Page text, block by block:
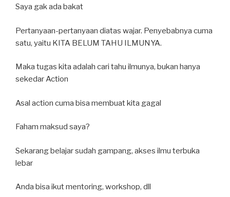
Saya gak ada bakat
Pertanyaan-pertanyaan diatas wajar. Penyebabnya cuma
satu, yaitu KITA BELUM TAHU ILMUNYA.
Maka tugas kita adalah cari tahu ilmunya, bukan hanya
sekedar Action
Asal action cuma bisa membuat kita gagal
Faham maksud saya?
Sekarang belajar sudah gampang, akses ilmu terbuka
lebar
Anda bisa ikut mentoring, workshop, dll